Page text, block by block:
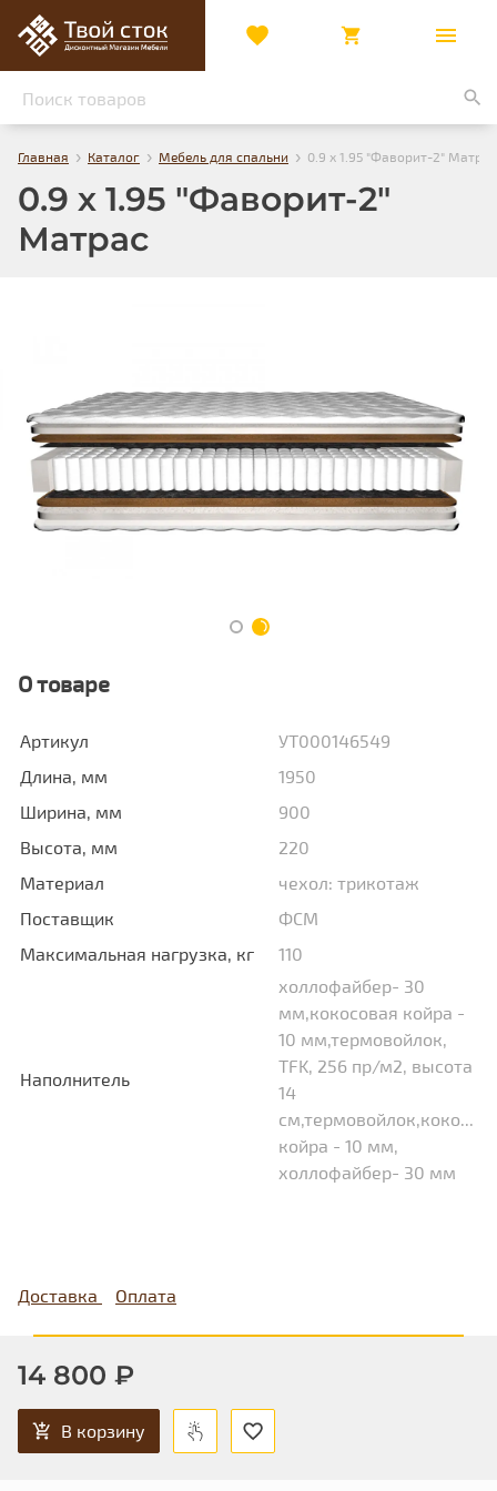
Главная › Каталог › Мебель для спальни › 0.9 х 1.95 "Фаворит-2" Матрас
0.9 х 1.95 "Фаворит-2"
Матрас
О товаре
Артикул
УТ000146549
Длина, мм
1950
Ширина, мм
900
Высота, мм
220
Материал
чехол: трикотаж
Поставщик
ФСМ
Максимальная нагрузка, кг
110
Наполнитель
холлофайбер- 30
мм,кокосовая койра -
10 мм,термовойлок,
TFK, 256 пр/м2, высота
14
койра - 10 мм,
холлофайбер- 30 мм
Доставка Оплата
14 800 ₽
В корзину